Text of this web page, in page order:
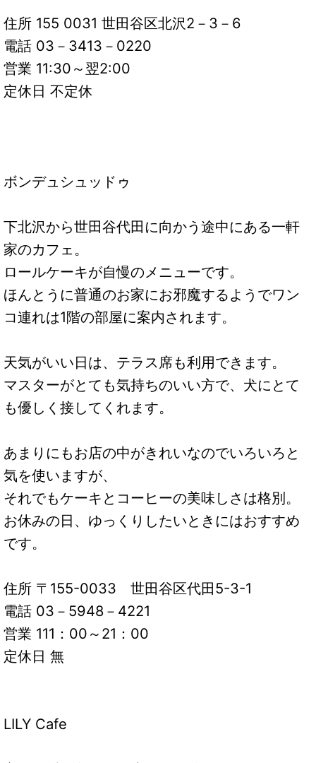
住所 155 0031 世田谷区北沢2－3－6
電話 03－3413－0220
営業 11:30～翌2:00
定休日 不定休
ボンデュシュッドゥ
下北沢から世田谷代田に向かう途中にある一軒
家のカフェ。
ロールケーキが自慢のメニューです。
ほんとうに普通のお家にお邪魔するようでワン
コ連れは1階の部屋に案内されます。
天気がいい日は、テラス席も利用できます。
マスターがとても気持ちのいい方で、犬にとて
も優しく接してくれます。
あまりにもお店の中がきれいなのでいろいろと
気を使いますが、
それでもケーキとコーヒーの美味しさは格別。
お休みの日、ゆっくりしたいときにはおすすめ
です。
住所 〒155-0033 世田谷区代田5-3-1
電話 03－5948－4221
営業 111：00～21：00
定休日 無
LILY Cafe